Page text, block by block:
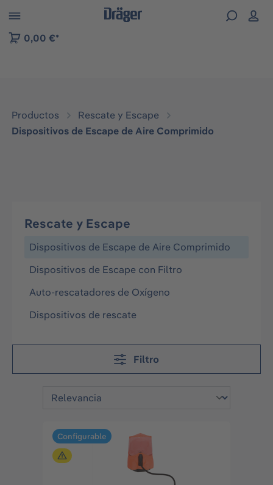
to B2B platform navigation
0,00 €*
Productos
Rescate y Escape
Dispositivos de Escape de Aire Comprimido
Rescate y Escape
Dispositivos de Escape de Aire Comprimido
Dispositivos de Escape con Filtro
Auto-rescatadores de Oxígeno
Dispositivos de rescate
Filtro
Configurable